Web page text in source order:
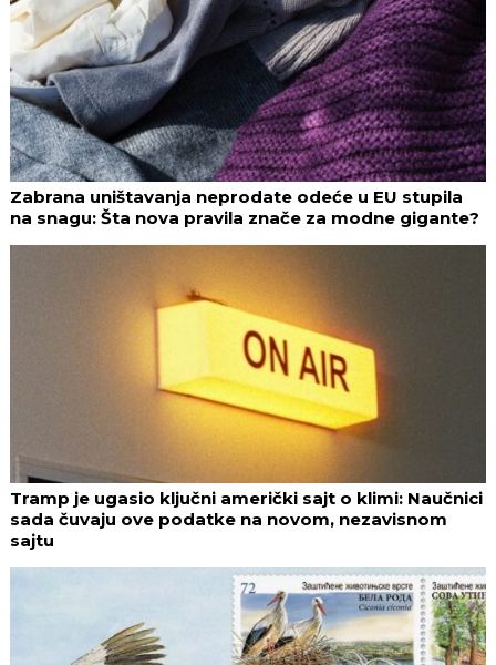
Zabrana uništavanja neprodate odeće u EU stupila
na snagu: Šta nova pravila znače za modne gigante?
Tramp je ugasio ključni američki sajt o klimi: Naučnici
sada čuvaju ove podatke na novom, nezavisnom
sajtu